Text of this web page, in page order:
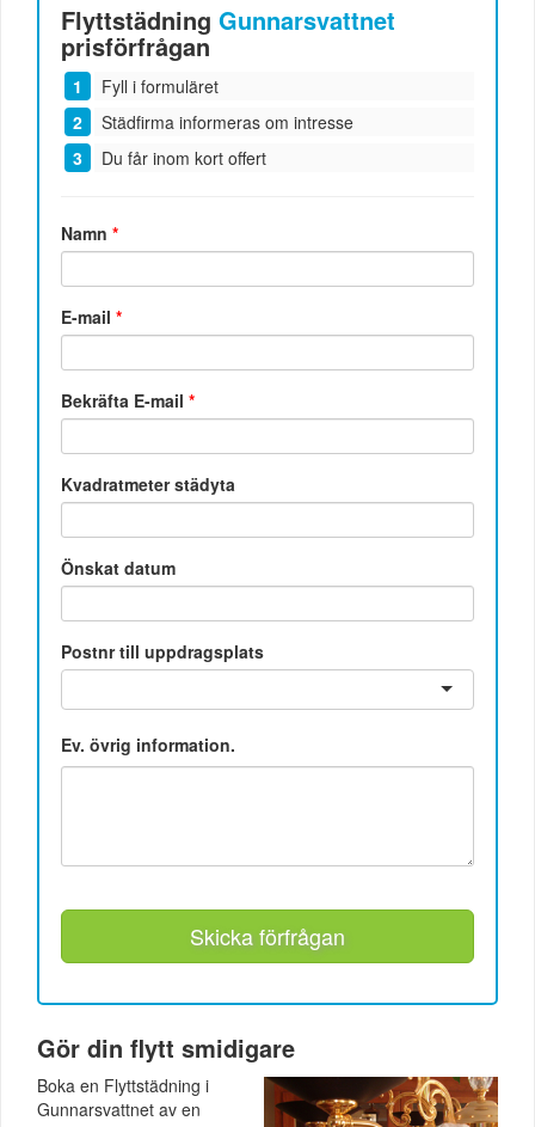
FlyttstädningGunnarsvattnet
prisförfrågan
Fyll i formuläret
Städfirma informeras om intresse
Du får inom kort offert
Namn*
E-mail*
Bekräfta E-mail*
Kvadratmeter städyta
Önskat datum
Postnr till uppdragsplats
Ev. övrig information.
Skicka förfrågan
Gör din flytt smidigare
Boka en Flyttstädning i
Gunnarsvattnet av en